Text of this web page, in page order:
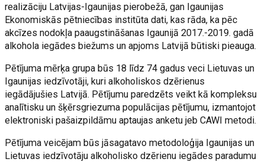
realizāciju Latvijas-Igaunijas pierobežā, gan Igaunijas
Ekonomiskās pētniecības institūta dati, kas rāda, ka pēc
akcīzes nodokļa paaugstināšanas Igaunijā 2017.-2019. gadā
alkohola iegādes biežums un apjoms Latvijā būtiski pieauga.
Pētījuma mērķa grupa būs 18 līdz 74 gadus veci Lietuvas un
Igaunijas iedzīvotāji, kuri alkoholiskos dzērienus
iegādājušies Latvijā. Pētījumu paredzēts veikt kā kompleksu
analītisku un šķērsgriezuma populācijas pētījumu, izmantojot
elektroniski pašaizpildāmu aptaujas anketu jeb CAWI metodi.
Pētījuma veicējam būs jāsagatavo metodoloģija Igaunijas un
Lietuvas iedzīvotāju alkoholisko dzērienu iegādes paradumu